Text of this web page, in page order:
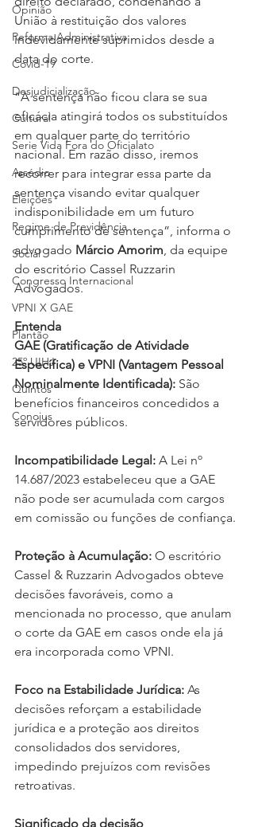
Opinião
Reforma Administrativa
Covid-19
Desjudicialização
Cultural
Serie Vida Fora do Oficialato
Assédio
Eleições
Regime de Previdência
Social
Congresso Internacional
VPNI X GAE
Plantão
25º UIHJ
Quintos
Conojus
União à restituição dos valores
indevidamente suprimidos desde a
data do corte.
“A sentença não ficou clara se sua
eficácia atingirá todos os substituídos
em qualquer parte do território
nacional. Em razão disso, iremos
recorrer para integrar essa parte da
sentença visando evitar qualquer
indisponibilidade em um futuro
cumprimento de sentença”, informa o
advogado Márcio Amorim, da equipe
do escritório Cassel Ruzzarin
Advogados.
Entenda
GAE (Gratificação de Atividade
Específica) e VPNI (Vantagem Pessoal
Nominalmente Identificada): São
benefícios financeiros concedidos a
servidores públicos.
Incompatibilidade Legal: A Lei nº
14.687/2023 estabeleceu que a GAE
não pode ser acumulada com cargos
em comissão ou funções de confiança.
Proteção à Acumulação: O escritório
Cassel & Ruzzarin Advogados obteve
decisões favoráveis, como a
mencionada no processo, que anulam
o corte da GAE em casos onde ela já
era incorporada como VPNI.
Foco na Estabilidade Jurídica: As
decisões reforçam a estabilidade
jurídica e a proteção aos direitos
consolidados dos servidores,
impedindo prejuízos com revisões
retroativas.
Significado da decisão